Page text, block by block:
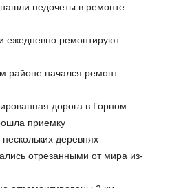
недочеты в ремонте
ежедневно ремонтируют
районе начался ремонт
дорога в Горном
приемку
деревнях
отрезанными от мира из-